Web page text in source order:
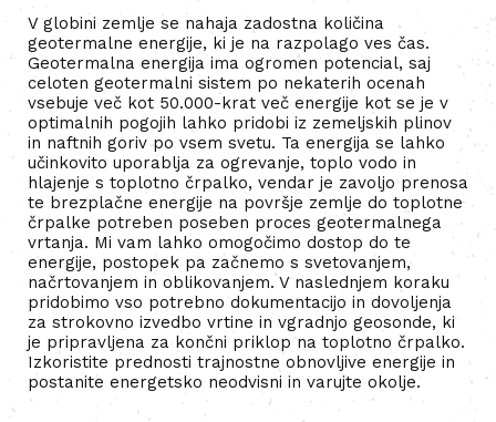
V globini zemlje se nahaja zadostna količina
geotermalne energije, ki je na razpolago ves čas.
Geotermalna energija ima ogromen potencial, saj
celoten geotermalni sistem po nekaterih ocenah
vsebuje več kot 50.000-krat več energije kot se je v
optimalnih pogojih lahko pridobi iz zemeljskih plinov
in naftnih goriv po vsem svetu. Ta energija se lahko
učinkovito uporablja za ogrevanje, toplo vodo in
hlajenje s toplotno črpalko, vendar je zavoljo prenosa
te brezplačne energije na površje zemlje do toplotne
črpalke potreben poseben proces geotermalnega
vrtanja. Mi vam lahko omogočimo dostop do te
energije, postopek pa začnemo s svetovanjem,
načrtovanjem in oblikovanjem. V naslednjem koraku
pridobimo vso potrebno dokumentacijo in dovoljenja
za strokovno izvedbo vrtine in vgradnjo geosonde, ki
je pripravljena za končni priklop na toplotno črpalko.
Izkoristite prednosti trajnostne obnovljive energije in
postanite energetsko neodvisni in varujte okolje.